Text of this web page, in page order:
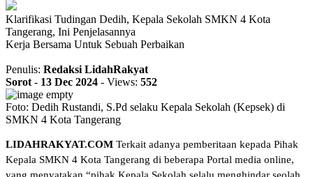
Klarifikasi Tudingan Dedih, Kepala Sekolah SMKN 4 Kota
Tangerang, Ini Penjelasannya
Kerja Bersama Untuk Sebuah Perbaikan
Penulis: Redaksi LidahRakyat
Sorot - 13 Dec 2024 - Views: 552
Foto: Dedih Rustandi, S.Pd selaku Kepala Sekolah (Kepsek) di
SMKN 4 Kota Tangerang
LIDAHRAKYAT.COM Terkait adanya pemberitaan kepada Pihak
Kepala SMKN 4 Kota Tangerang di beberapa Portal media online,
yang menyatakan “pihak Kepala Sekolah selalu menghindar seolah